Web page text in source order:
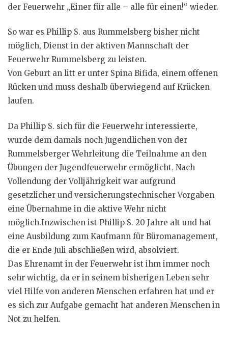
der Feuerwehr „Einer für alle – alle für einen!“ wieder.
So war es Phillip S. aus Rummelsberg bisher nicht
möglich, Dienst in der aktiven Mannschaft der
Feuerwehr Rummelsberg zu leisten.
Von Geburt an litt er unter Spina Bifida, einem offenen
Rücken und muss deshalb überwiegend auf Krücken
laufen.
Da Phillip S. sich für die Feuerwehr interessierte,
wurde dem damals noch Jugendlichen von der
Rummelsberger Wehrleitung die Teilnahme an den
Übungen der Jugendfeuerwehr ermöglicht. Nach
Vollendung der Volljährigkeit war aufgrund
gesetzlicher und versicherungstechnischer Vorgaben
eine Übernahme in die aktive Wehr nicht
möglich.Inzwischen ist Phillip S. 20 Jahre alt und hat
eine Ausbildung zum Kaufmann für Büromanagement,
die er Ende Juli abschließen wird, absolviert.
Das Ehrenamt in der Feuerwehr ist ihm immer noch
sehr wichtig, da er in seinem bisherigen Leben sehr
viel Hilfe von anderen Menschen erfahren hat und er
es sich zur Aufgabe gemacht hat anderen Menschen in
Not zu helfen.